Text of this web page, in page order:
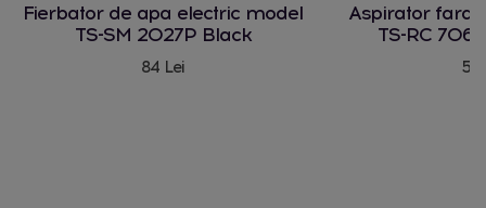
Fierbator de apa electric model
TS-SM 2027P Black
84 Lei
Aspirator fara
TS-RC 706